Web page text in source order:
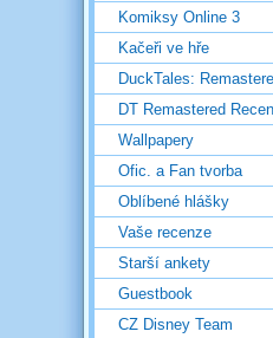
Komiksy Online 3
Kačeři ve hře
DuckTales:
DT Remastered
Wallpapery
Ofic. a Fan tvorba
Oblíbené hlášky
Vaše recenze
Starší ankety
Guestbook
CZ Disney Team